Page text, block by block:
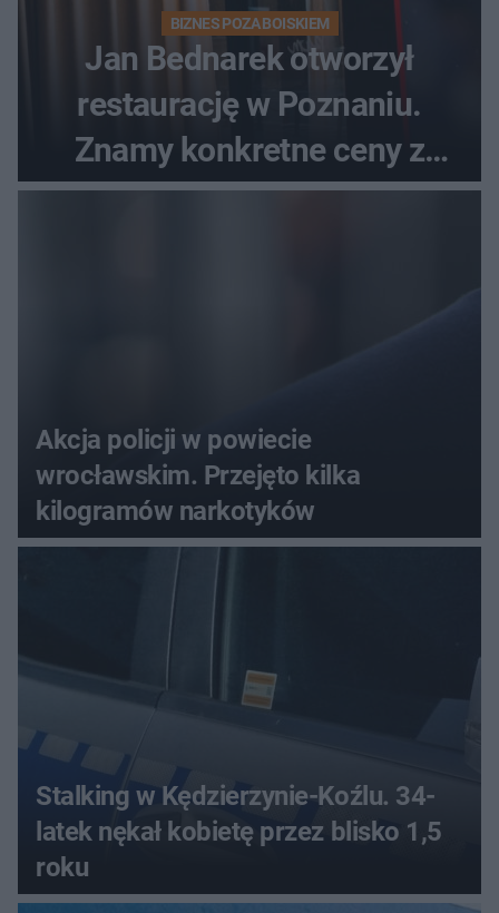
BIZNES POZA BOISKIEM
Jan Bednarek otworzył
restaurację w Poznaniu.
Znamy konkretne ceny z
menu
Akcja policji w powiecie
wrocławskim. Przejęto kilka
kilogramów narkotyków
Stalking w Kędzierzynie-Koźlu. 34-
latek nękał kobietę przez blisko 1,5
roku